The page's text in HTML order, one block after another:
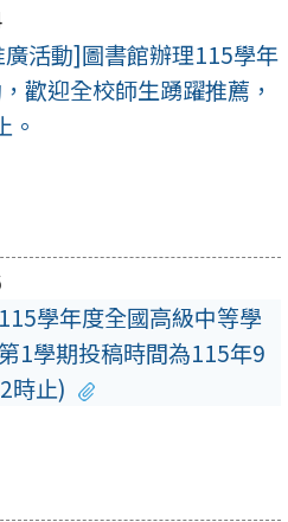
活動]圖書館辦理115學年
歡迎全校師生踴躍推薦，
。
學年度全國高級中等學
1學期投稿時間為115年9
時止)